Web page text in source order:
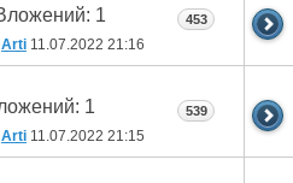
Arti 11.07.2022 21:16
453
Arti 11.07.2022 21:15
539